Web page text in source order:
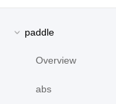
paddle
Overview
abs